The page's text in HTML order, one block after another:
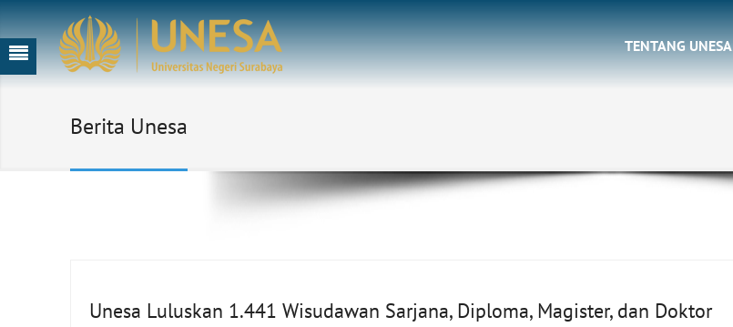
TENTANG UNESA
Berita Unesa
Unesa Luluskan 1.441 Wisudawan Sarjana, Diploma, Magister, dan Doktor